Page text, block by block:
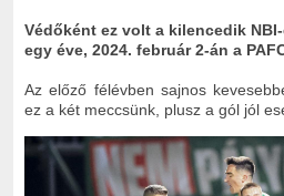
Védőként ez volt a kilencedik
egy éve, 2024. február 2-án a
Az előző félévben sajnos
ez a két meccsünk, plusz a gól jól